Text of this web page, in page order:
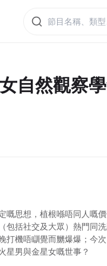
自然觀察
嘅思想，植根喺唔同人
包括社交及大眾）熱門同
打機唔瞓覺而嬲爆爆；今
星男與金星女嘅世事？